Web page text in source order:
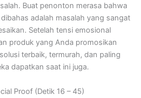
Buat penonton merasa bahwa
adalah masalah yang sangat
Setelah tensi emosional
produk yang Anda promosikan
terbaik, termurah, dan paling
dapatkan saat ini juga.
Proof (Detik 16 – 45)